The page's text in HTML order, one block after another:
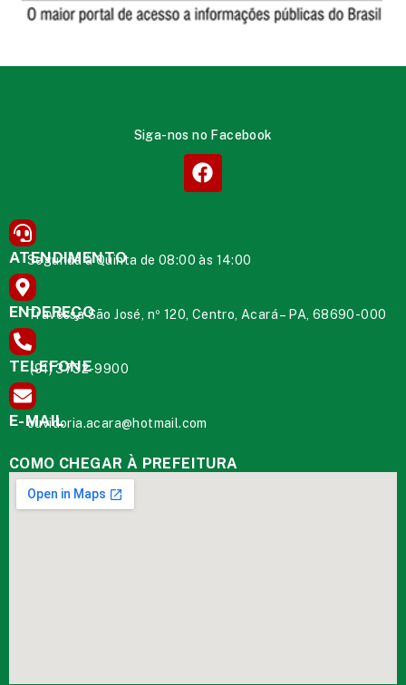
Siga-nos no Facebook
ATENDIMENTO
Segunda à Quinta de 08:00 às 14:00
ENDEREÇO
Travessa São José, nº 120, Centro, Acará – PA, 68690-000
TELEFONE
(91) 3732-9900
E-MAIL
ouvidoria.acara@hotmail.com
COMO CHEGAR À PREFEITURA